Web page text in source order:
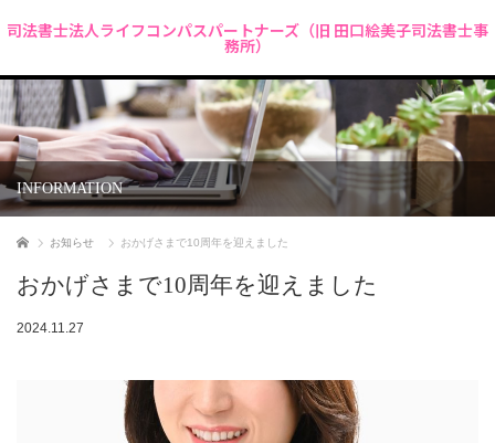
司法書士法人ライフコンパスパートナーズ（旧 田口絵美子司法書士事
務所）
INFORMATION
ホーム お知らせ おかげさまで10周年を迎えました
おかげさまで10周年を迎えました
2024.11.27